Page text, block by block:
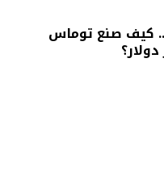
كيف صنع توماس